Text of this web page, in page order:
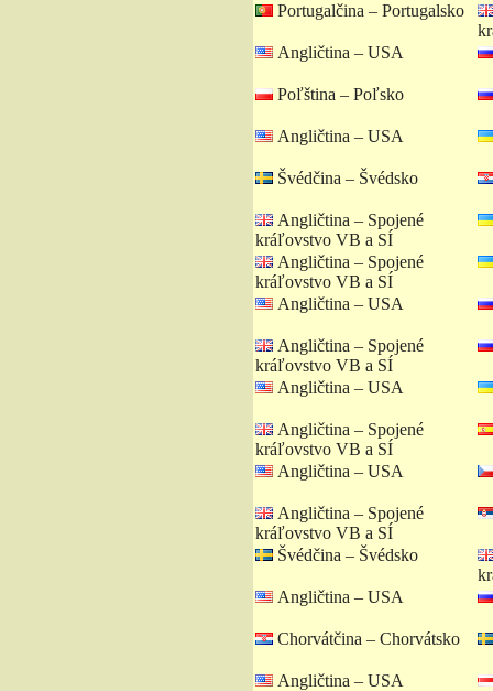
Portugalčina – Portugalsko
Angličtina – USA
Poľština – Poľsko
Angličtina – USA
Švédčina – Švédsko
Angličtina – Spojené
kráľovstvo VB a SÍ
Angličtina – Spojené
kráľovstvo VB a SÍ
Angličtina – USA
Angličtina – Spojené
kráľovstvo VB a SÍ
Angličtina – USA
Angličtina – Spojené
kráľovstvo VB a SÍ
Angličtina – USA
Angličtina – Spojené
kráľovstvo VB a SÍ
Švédčina – Švédsko
Angličtina – USA
Chorvátčina – Chorvátsko
Angličtina – USA